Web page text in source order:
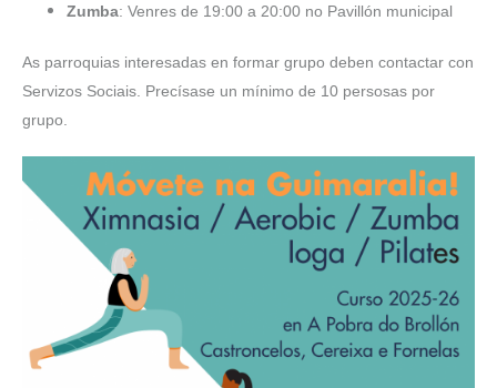
Zumba: Venres de 19:00 a 20:00 no Pavillón municipal
As parroquias interesadas en formar grupo deben contactar con
Servizos Sociais. Precísase un mínimo de 10 persosas por
grupo.